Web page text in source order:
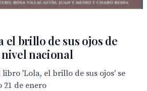
el brillo de sus ojos de
nivel nacional
'Lola, el brillo de sus ojos' se
de enero